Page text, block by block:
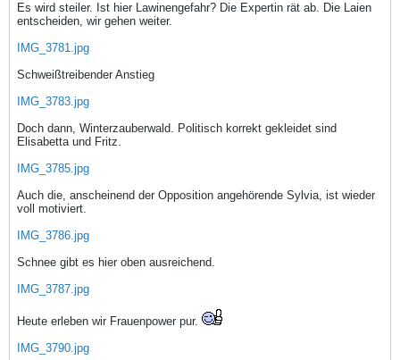
Es wird steiler. Ist hier Lawinengefahr? Die Expertin rät ab. Die Laien
entscheiden, wir gehen weiter.
IMG_3781.jpg
Schweißtreibender Anstieg
IMG_3783.jpg
Doch dann, Winterzauberwald. Politisch korrekt gekleidet sind
Elisabetta und Fritz.
IMG_3785.jpg
Auch die, anscheinend der Opposition angehörende Sylvia, ist wieder
voll motiviert.
IMG_3786.jpg
Schnee gibt es hier oben ausreichend.
IMG_3787.jpg
Heute erleben wir Frauenpower pur.
IMG_3790.jpg